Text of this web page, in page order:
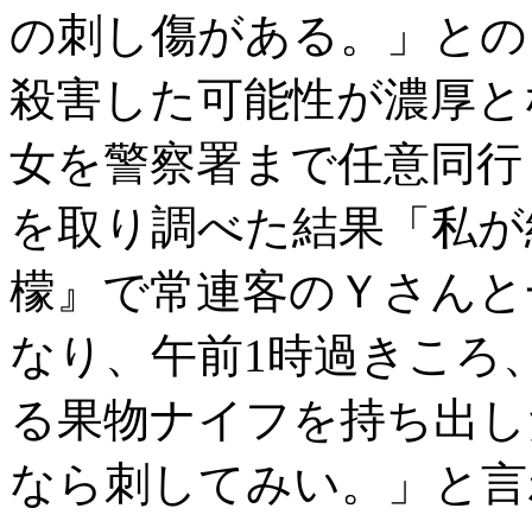
の刺し傷がある。」と
殺害した可能性が濃厚
女を警察署まで任意同
を取り調べた結果「私
檬』で常連客のＹさん
なり、午前1時過きころ
る果物ナイフを持ち出
なら刺してみい。」と